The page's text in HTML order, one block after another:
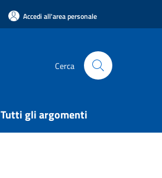
Accedi all'area personale
Cerca
Tutti gli argomenti